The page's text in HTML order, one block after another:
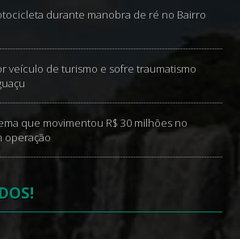
durante manobra de ré no Bairro
veículo de turismo e sofre traumatismo
que movimentou R$ 30 milhões no
operação